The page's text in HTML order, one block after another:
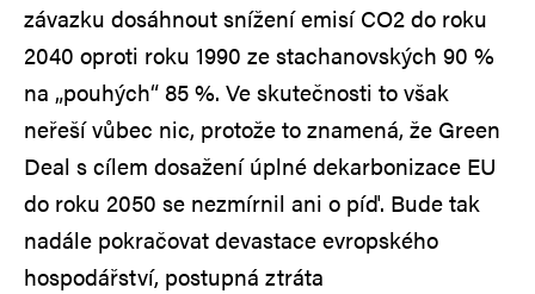
závazku dosáhnout snížení emisí CO2 do roku
2040 oproti roku 1990 ze stachanovských 90 %
na „pouhých“ 85 %. Ve skutečnosti to však
neřeší vůbec nic, protože to znamená, že Green
Deal s cílem dosažení úplné dekarbonizace EU
do roku 2050 se nezmírnil ani o píď. Bude tak
nadále pokračovat devastace evropského
hospodářství, postupná ztráta